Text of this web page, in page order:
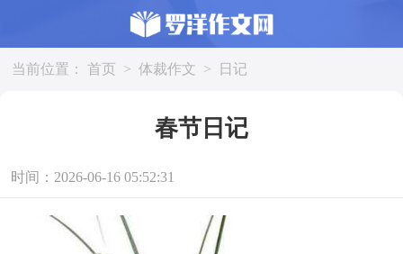
当前位置： 首页 > 体裁作文 > 日记
春节日记
时间：2026-06-16 05:52:31